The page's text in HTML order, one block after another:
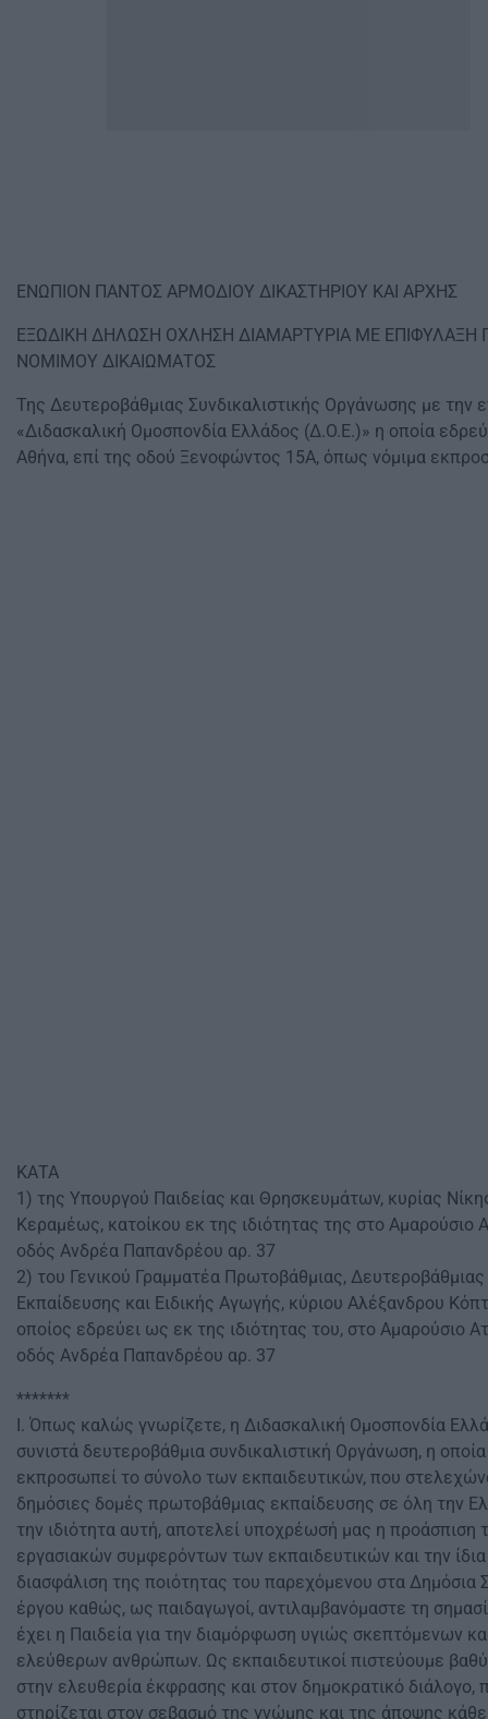
ΕΝΩΠΙΟΝ ΠΑΝΤΟΣ ΑΡΜΟΔΙΟΥ ΔΙΚΑΣΤΗΡΙΟΥ ΚΑΙ ΑΡΧΗΣ
ΕΞΩΔΙΚΗ ΔΗΛΩΣΗ ΟΧΛΗΣΗ ΔΙΑΜΑΡΤΥΡΙΑ ΜΕ ΕΠΙΦΥΛΑΞΗ
ΝΟΜΙΜΟΥ ΔΙΚΑΙΩΜΑΤΟΣ
Της Δευτεροβάθμιας Συνδικαλιστικής Οργάνωσης με την
«Διδασκαλική Ομοσπονδία Ελλάδος (Δ.Ο.Ε.)» η οποία
Αθήνα, επί της οδού Ξενοφώντος 15Α, όπως νόμιμα
ΚΑΤΑ
1) της Υπουργού Παιδείας και Θρησκευμάτων, κυρίας
Κεραμέως, κατοίκου εκ της ιδιότητας της στο Αμαρούσιο
οδός Ανδρέα Παπανδρέου αρ. 37
2) του Γενικού Γραμματέα Πρωτοβάθμιας, Δευτεροβάθμιας
Εκπαίδευσης και Ειδικής Αγωγής, κύριου Αλέξανδρου
οποίος εδρεύει ως εκ της ιδιότητας του, στο Αμαρούσιο
οδός Ανδρέα Παπανδρέου αρ. 37
*******
Ι. Όπως καλώς γνωρίζετε, η Διδασκαλική Ομοσπονδία
συνιστά δευτεροβάθμια συνδικαλιστική Οργάνωση, η οποία
εκπροσωπεί το σύνολο των εκπαιδευτικών, που
δημόσιες δομές πρωτοβάθμιας εκπαίδευσης σε όλη την
την ιδιότητα αυτή, αποτελεί υποχρέωσή μας η προάσπιση
εργασιακών συμφερόντων των εκπαιδευτικών και την ίδια
διασφάλιση της ποιότητας του παρεχόμενου στα Δημόσια
έργου καθώς, ως παιδαγωγοί, αντιλαμβανόμαστε τη
έχει η Παιδεία για την διαμόρφωση υγιώς σκεπτόμενων
ελεύθερων ανθρώπων. Ως εκπαιδευτικοί πιστεύουμε
στην ελευθερία έκφρασης και στον δημοκρατικό διάλογο,
στηρίζεται στον σεβασμό της γνώμης και της άποψης κάθε